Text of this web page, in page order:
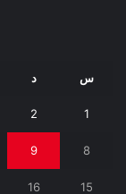
س د
1
2
8
9
15
16